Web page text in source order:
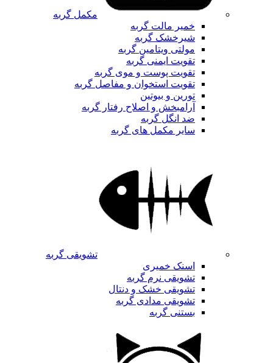
مکمل گربه
خمیر مالت گربه
شیرخشک گربه
مولتی ویتامین گربه
تقویت ایمنی گربه
تقویت پوست و موی گربه
تقویت استخوان و مفاصل گربه
تورین و بیوتین
آرامبخش و اصلاح رفتار گربه
ضد انگل گربه
سایر مکمل های گربه
تشویقی گربه
اسنک خمیری
تشویقی نرم گربه
تشویقی خشک و دنتال
تشویقی مدادی گربه
بستنی گربه